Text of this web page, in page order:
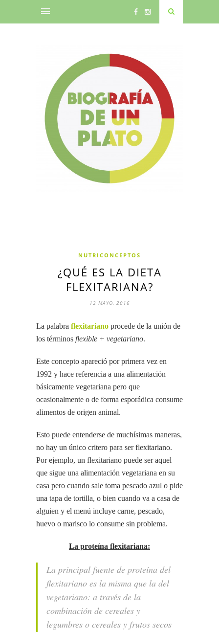
NUTRICONCEPTOS
¿QUÉ ES LA DIETA
FLEXITARIANA?
12 MAYO, 2016
La palabra flexitariano procede de la unión de
los términos flexible + vegetariano.
Este concepto apareció por primera vez en
1992 y hace referencia a una alimentación
básicamente vegetariana pero que
ocasionalmente o de forma esporádica consume
alimentos de origen animal.
Esto puede entenderse de muchísimas maneras,
no hay un único critero para ser flexitariano.
Por ejemplo, un flexitariano puede ser aquel
que sigue una alimentación vegetariana en su
casa pero cuando sale toma pescado azul o pide
una tapa de tortilla, o bien cuando va a casa de
alguien y el menú incluye carne, pescado,
huevo o marisco lo consume sin problema.
La proteína flexitariana:
La principal fuente de proteína del
flexitariano es la misma que la del
vegetariano: a través de la
combinación de cereales y
legumbres o cereales y frutos secos